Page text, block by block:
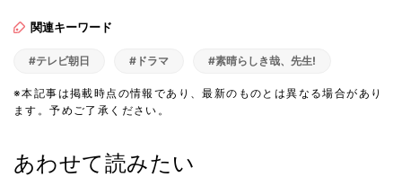
関連キーワード
#テレビ朝日 #ドラマ #素晴らしき哉、先生!
※本記事は掲載時点の情報であり、最新のものとは異なる場合があり
ます。予めご了承ください。
あわせて読みたい